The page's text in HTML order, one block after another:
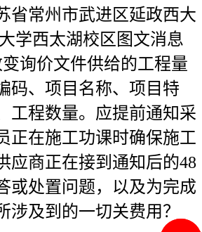
省常州市武进区延政西大
学西太湖校区图文消息
询价文件供给的工程量
码、项目名称、项目特
工程数量。应提前通知采
正在施工功课时确保施工
应商正在接到通知后的48
或处置问题，以及为完成
涉及到的一切关费用？